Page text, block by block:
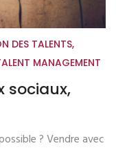
DES TALENTS,
MANAGEMENT
sociaux,
? Vendre avec